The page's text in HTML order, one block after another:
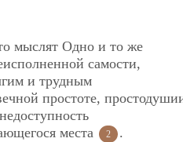
мыслят Одно и то же
самости,
и трудным
простоте,
места
2 .